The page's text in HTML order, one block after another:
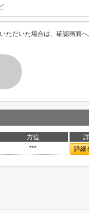
ただいた場合は、確認画面
方位
*** 詳細